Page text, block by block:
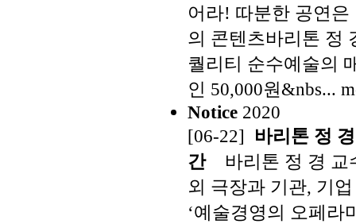
어라! 따분한 공연
의 콘텐츠바리톤 정
퀄리티 순수예술의
인 50,000원&nbs...
Notice 2020
[06-22]
바리톤 정
간
바리톤 정 경 교
외 극장과 기관, 기
‘예술경영의 오페라